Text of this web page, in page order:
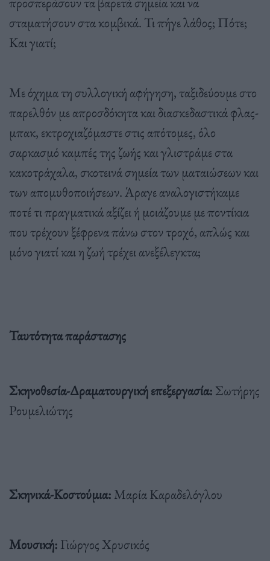
σταματήσουν στα κομβικά. Τι πήγε λάθος; Πότε;
Και γιατί;
Με όχημα τη συλλογική αφήγηση, ταξιδεύουμε στο
παρελθόν με απροσδόκητα και διασκεδαστικά φλας-
μπακ, εκτροχιαζόμαστε στις απότομες, όλο
σαρκασμό καμπές της ζωής και γλιστράμε στα
κακοτράχαλα, σκοτεινά σημεία των ματαιώσεων και
των απομυθοποιήσεων. Άραγε αναλογιστήκαμε
ποτέ τι πραγματικά αξίζει ή μοιάζουμε με ποντίκια
που τρέχουν ξέφρενα πάνω στον τροχό, απλώς και
μόνο γιατί και η ζωή τρέχει ανεξέλεγκτα;
Ταυτότητα παράστασης
Σκηνοθεσία-Δραματουργική επεξεργασία: Σωτήρης
Ρουμελιώτης
Σκηνικά-Κοστούμια: Μαρία Καραδελόγλου
Μουσική: Γιώργος Χρυσικός